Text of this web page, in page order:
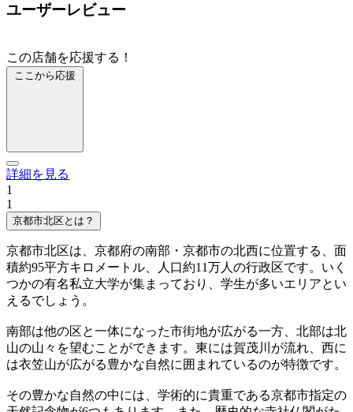
ユーザーレビュー
この店舗を応援する！
ここから応援
詳細を見る
1
1
京都市北区とは？
京都市北区は、京都府の南部・京都市の北西に位置する、面
積約95平方キロメートル、人口約11万人の行政区です。いく
つかの有名私立大学が集まっており、学生が多いエリアとい
えるでしょう。
南部は他の区と一体になった市街地が広がる一方、北部は北
山の山々を望むことができます。東には賀茂川が流れ、西に
は衣笠山が広がる豊かな自然に囲まれているのが特徴です。
その豊かな自然の中には、学術的に貴重である京都市指定の